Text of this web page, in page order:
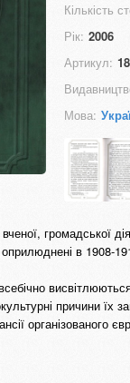
Кількість
Рік: 2006
Артикул:
Мова:
вченої, громадської
оприлюднені в
причини їх
організованого